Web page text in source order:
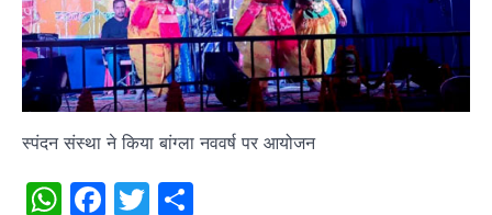
स्पंदन संस्था ने किया बांग्ला नववर्ष पर आयोजन
WhatsApp
Facebook
Twitter